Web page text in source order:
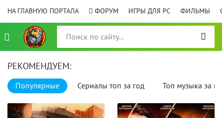
НА ГЛАВНУЮ ПОРТАЛА ФОРУМ ИГРЫ ДЛЯ PC ФИЛЬМЫ
РЕКОМЕНДУЕМ:
Популярные Сериалы топ за год Топ музыка за